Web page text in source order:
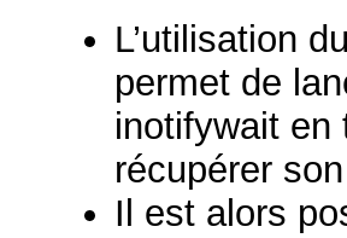
L’utilisation
permet de
inotifywait en
récupérer
Il est alors